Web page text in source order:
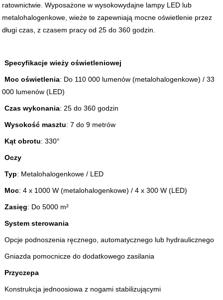
ratownictwie. Wyposażone w wysokowydajne lampy LED lub
metalohalogenkowe, wieże te zapewniają mocne oświetlenie przez
długi czas, z czasem pracy od 25 do 360 godzin.
Specyfikacje wieży oświetleniowej
Moc oświetlenia: Do 110 000 lumenów (metalohalogenkowe) / 33
000 lumenów (LED)
Czas wykonania: 25 do 360 godzin
Wysokość masztu: 7 do 9 metrów
Kąt obrotu: 330°
Oczy
Typ: Metalohalogenkowe / LED
Moc: 4 x 1000 W (metalohalogenkowe) / 4 x 300 W (LED)
Zasięg: Do 5000 m²
System sterowania
Opcje podnoszenia ręcznego, automatycznego lub hydraulicznego
Gniazda pomocnicze do dodatkowego zasilania
Przyczepa
Konstrukcja jednoosiowa z nogami stabilizującymi